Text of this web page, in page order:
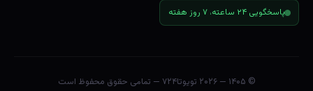
پاسخگویی ۲۴ ساعته، ۷ روز هفته
© ۱۴۰۵ — ۲۰۲۶ تویوتا۷۲۴ — تمامی حقوق محفوظ است